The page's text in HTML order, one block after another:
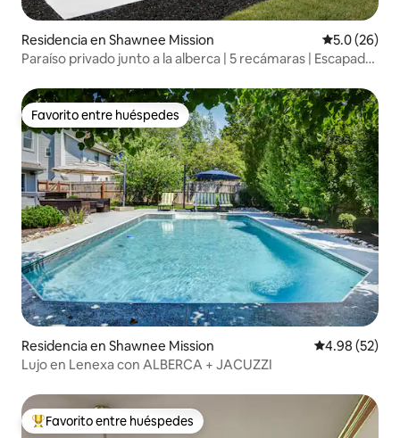
Residencia en Shawnee Mission Calificación
5.0 (26)
Paraíso privado junto a la alberca | 5 recámaras | Escapada
Favorito entre huéspedes
Favorito entre huéspedes
Residencia en Shawnee Mission Calificación
4.98 (52)
Lujo en Lenexa con ALBERCA + JACUZZI
De los mejores en Favorito entre huéspedes
Favorito entre huéspedes